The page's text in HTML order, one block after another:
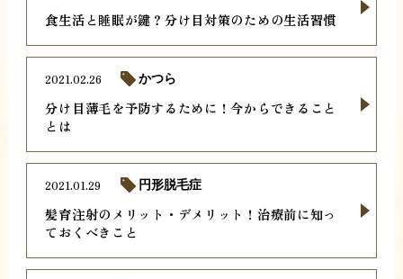
食生活と睡眠が鍵？分け目対策のための生活習慣
分け目薄毛を予防するために！今からできること
とは
2021.02.26 かつら
髪育注射のメリット・デメリット！治療前に知っ
ておくべきこと
2021.01.29 円形脱毛症